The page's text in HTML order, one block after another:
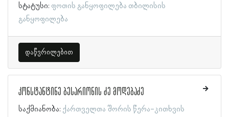
სტატუსი: ფოთის განყოფილება თბილისის
განყოფილება
დაწვრილებით
კონსტანტინე ბესარიონის ძე მოდებაძე
საქმიანობა: ქართველთა შორის წერა-კითხვის